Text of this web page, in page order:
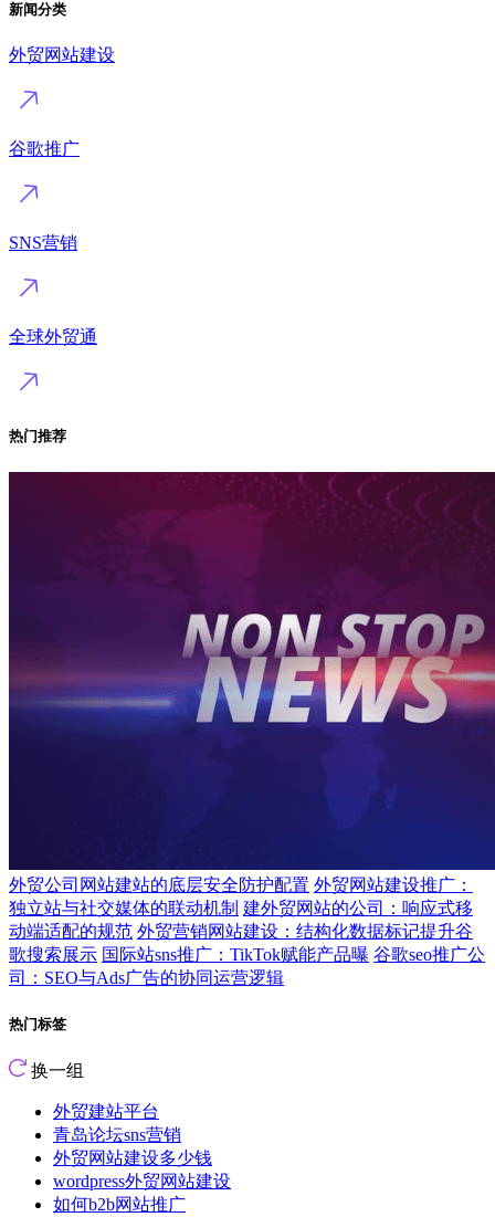
新闻分类
外贸网站建设
谷歌推广
SNS营销
全球外贸通
热门推荐
外贸公司网站建站的底层安全防护配置 外贸网站建设推广：
独立站与社交媒体的联动机制 建外贸网站的公司：响应式移
动端适配的规范 外贸营销网站建设：结构化数据标记提升谷
歌搜索展示 国际站sns推广：TikTok赋能产品曝 谷歌seo推广公
司：SEO与Ads广告的协同运营逻辑
热门标签
换一组
外贸建站平台
青岛论坛sns营销
外贸网站建设多少钱
wordpress外贸网站建设
如何b2b网站推广